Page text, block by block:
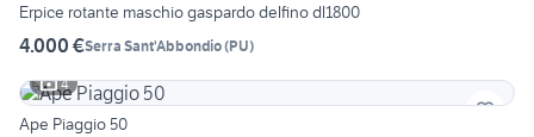
Erpice rotante maschio gaspardo delfino dl1800
4.000 €Serra Sant'Abbondio(PU)
4
Ape Piaggio 50